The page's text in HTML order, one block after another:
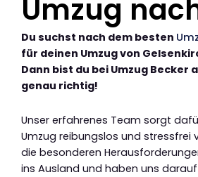
Umzug
Du suchst nach dem besten
für deinen Umzug von
Dann bist du bei Umzug Becker
genau richtig!
Unser erfahrenes Team sorgt
Umzug reibungslos und stressfrei
die besonderen
ins Ausland und haben uns